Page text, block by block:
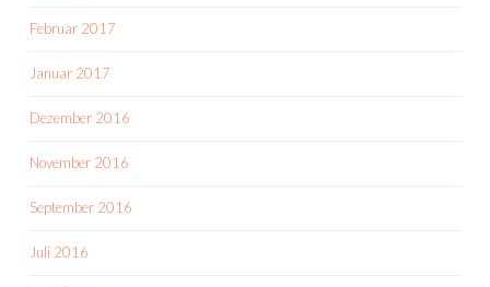
Februar 2017
Januar 2017
Dezember 2016
November 2016
September 2016
Juli 2016